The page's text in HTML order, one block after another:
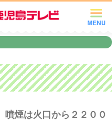
MENU
煙は火口から２２００